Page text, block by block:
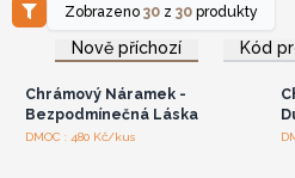
Zobrazeno30 z30 produkty
Nově příchozí Kód
Přihlaste se nebo se
zaregistrujte pro
velkoobchodní ceny
Chrámový Náramek -
Bezpodmínečná Láska
DMOC : 480 Kč/kus
Přihlaste se nebo se